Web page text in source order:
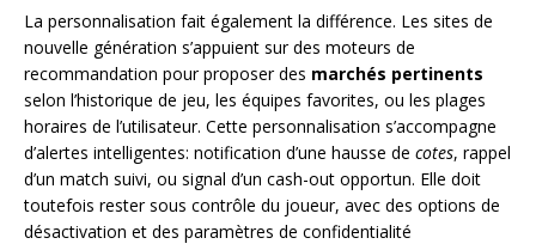
La personnalisation fait également la différence. Les sites de
nouvelle génération s’appuient sur des moteurs de
recommandation pour proposer des marchés pertinents
selon l’historique de jeu, les équipes favorites, ou les plages
horaires de l’utilisateur. Cette personnalisation s’accompagne
d’alertes intelligentes: notification d’une hausse de cotes, rappel
d’un match suivi, ou signal d’un cash-out opportun. Elle doit
toutefois rester sous contrôle du joueur, avec des options de
désactivation et des paramètres de confidentialité